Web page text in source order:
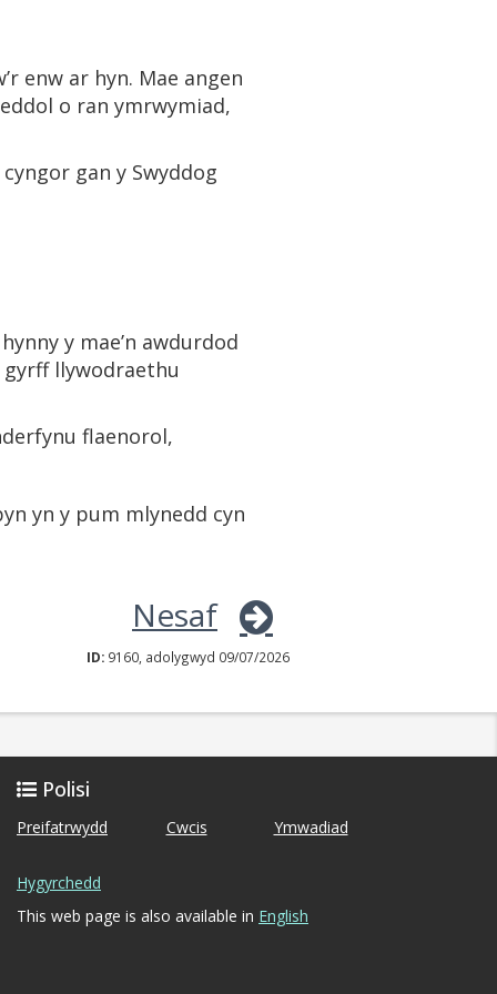
enw ar hyn. Mae angen
o ran ymrwymiad,
gan y Swyddog
y mae’n awdurdod
llywodraethu
flaenorol,
yn y pum mlynedd cyn
Nesaf
ID: 9160, adolygwyd 09/07/2026
Polisi
Preifatrwydd Cwcis Ymwadiad
Hygyrchedd
This web page is also available in English